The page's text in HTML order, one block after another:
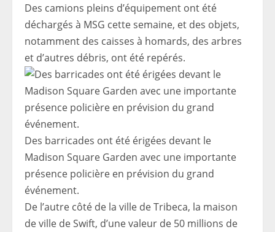
Des camions pleins d’équipement ont été
déchargés à MSG cette semaine, et des objets,
notamment des caisses à homards, des arbres
et d’autres débris, ont été repérés.
Des barricades ont été érigées devant le
Madison Square Garden avec une importante
présence policière en prévision du grand
événement.
De l’autre côté de la ville de Tribeca, la maison
de ville de Swift, d’une valeur de 50 millions de